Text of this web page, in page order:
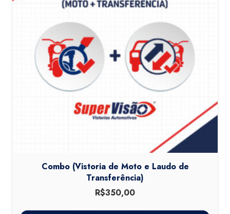
Combo (Vistoria de Moto e Laudo de
Transferência)
R$350,00